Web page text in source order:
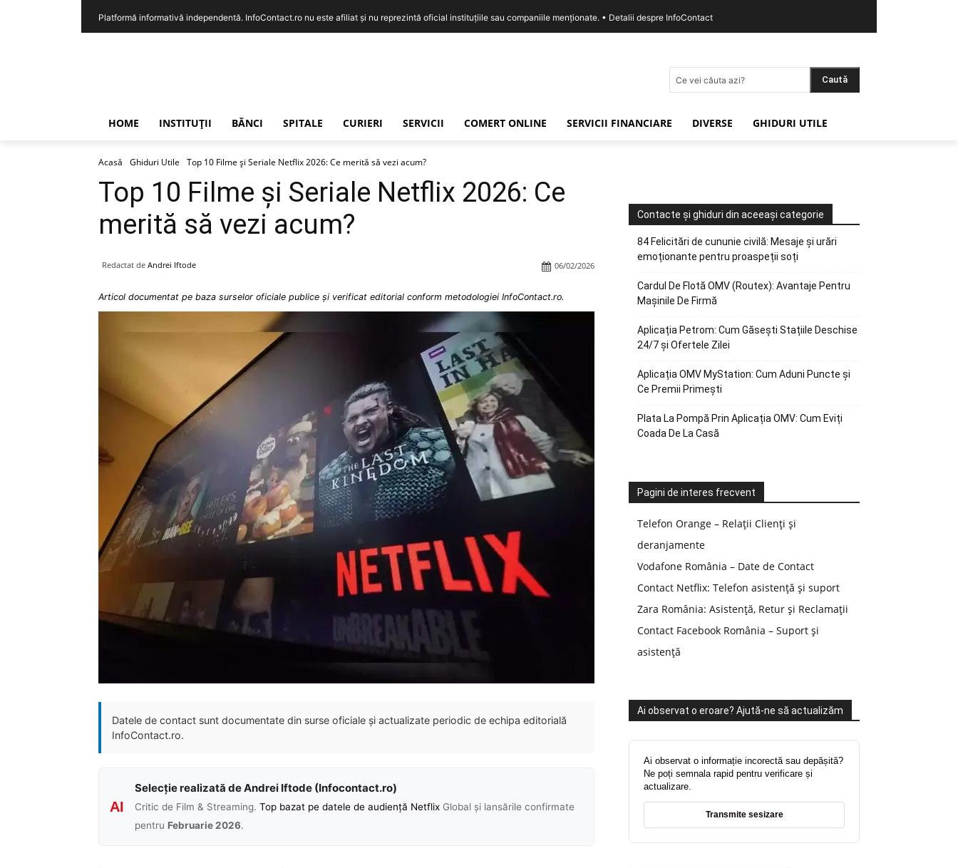
Platformă informativă independentă. InfoContact.ro nu este afiliat și nu reprezintă oficial instituțiile sau companiile menționate. • Detalii despre InfoContact
Ce vei căuta azi? Caută
HOME INSTITUȚII BĂNCI SPITALE CURIERI SERVICII COMERT ONLINE SERVICII FINANCIARE DIVERSE GHIDURI UTILE
Acasă Ghiduri Utile Top 10 Filme și Seriale Netflix 2026: Ce merită să vezi acum?
Top 10 Filme și Seriale Netflix 2026: Ce
merită să vezi acum?
Redactat de Andrei Iftode 06/02/2026
Articol documentat pe baza surselor oficiale publice și verificat editorial conform metodologiei InfoContact.ro.
Datele de contact sunt documentate din surse oficiale și actualizate periodic de echipa editorială
InfoContact.ro.
AI
Selecție realizată de Andrei Iftode (Infocontact.ro)
Critic de Film & Streaming. Top bazat pe datele de audiență Netflix Global și lansările confirmate
pentru Februarie 2026.
Contacte și ghiduri din aceeași categorie
84 Felicitări de cununie civilă: Mesaje și urări
emoționante pentru proaspeții soți
Cardul De Flotă OMV (Routex): Avantaje Pentru
Mașinile De Firmă
Aplicația Petrom: Cum Găsești Stațiile Deschise
24/7 și Ofertele Zilei
Aplicația OMV MyStation: Cum Aduni Puncte și
Ce Premii Primești
Plata La Pompă Prin Aplicația OMV: Cum Eviți
Coada De La Casă
Pagini de interes frecvent
Telefon Orange – Relații Clienți și
deranjamente
Vodafone România – Date de Contact
Contact Netflix: Telefon asistență și suport
Zara România: Asistență, Retur și Reclamații
Contact Facebook România – Suport și
asistență
Ai observat o eroare? Ajută-ne să actualizăm
Ai observat o informație incorectă sau depășită?
Ne poți semnala rapid pentru verificare și
actualizare.
Transmite sesizare